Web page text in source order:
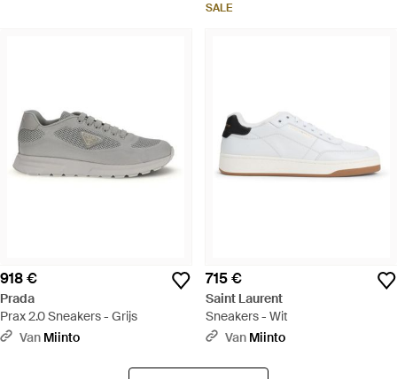
SALE
918 €
Prada
Prax 2.0 Sneakers - Grijs
Van Miinto
715 €
Saint Laurent
Sneakers - Wit
Van Miinto